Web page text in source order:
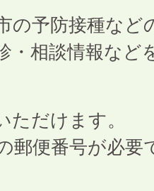
の予防接種など
・相談情報など
ただけます。
郵便番号が必要